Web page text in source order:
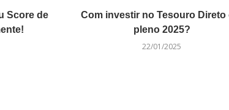
Score de
Com investir no Tesouro Direto
pleno 2025?
22/01/2025